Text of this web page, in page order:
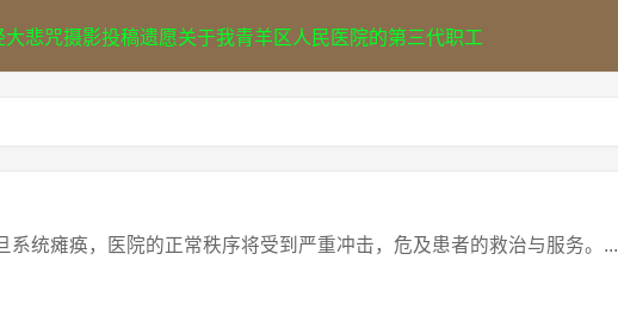
大悲咒摄影投稿遗愿关于我青羊区人民医院的第三代职工
统瘫痪，医院的正常秩序将受到严重冲击，危及患者的救治与服务。...